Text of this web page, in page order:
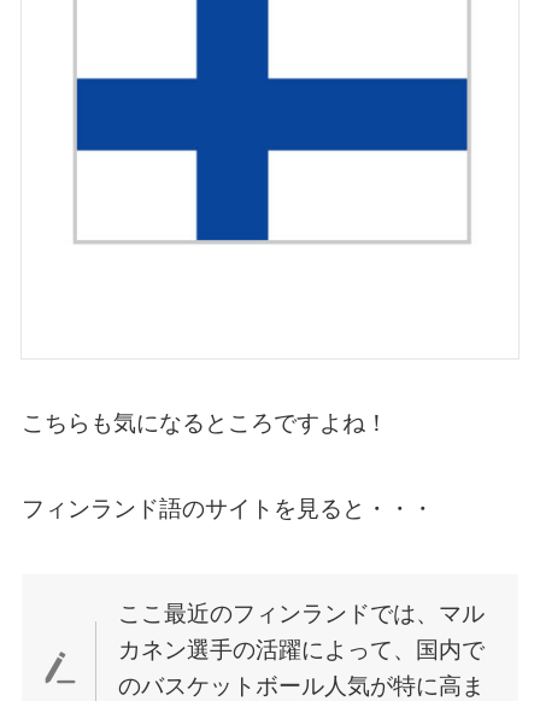
こちらも気になるところですよね！
フィンランド語のサイトを見ると・・・
ここ最近のフィンランドでは、マル
カネン選手の活躍によって、国内で
のバスケットボール人気が特に高ま